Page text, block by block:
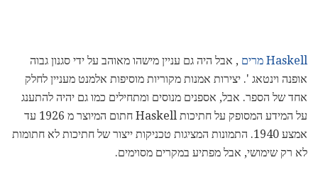
Haskell מרים
, אבל היה גם עניין מישהו מאוהב על ידי סגנון גבוה
אופנה וינטאג '. יצירות אמנות מקוריות מוסיפות אלמנט מעניין לחלק
אחד של הספר. אבל, אספנים מנוסים ומתחילים כמו גם יהיה להתענג
על המידע המסופק על חתיכות Haskell חתום המיוצר מ 1926 עד
אמצע 1940. התמונות המציגות טכניקות ייצור של חתיכות לא חתומות
לא רק שימושי, אבל מפתיע במקרים מסוימים.